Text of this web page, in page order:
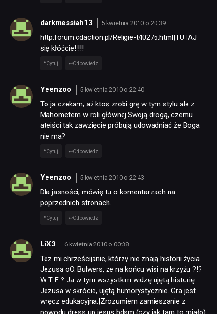
darkmessiah13 5 kwietnia 2010 o 20:39
http:forum.cdaction.pl/Religie-t40276.html|TUTAJ
się kłóćcie!!!!!
Cytuj Odpowiedz
Yeenzoo 5 kwietnia 2010 o 22:40
To ja czekam, aż ktoś zrobi grę w tym stylu ale z
Mahometem w roli głównej.Swoją drogą, czemu
ateiści tak zawzięcie próbują udowadniać że Boga
nie ma?
Cytuj Odpowiedz
Yeenzoo 5 kwietnia 2010 o 22:43
Dla jasności, mówię tu o komentarzach na
poprzednich stronach.
Cytuj Odpowiedz
LiX3 6 kwietnia 2010 o 00:38
Tez mi chrześcijanie, którzy nie znają historii życia
Jezusa oO. Bulwers, że na końcu wisi na krzyżu ?!?
W T F ? Ja w tym wszystkim widzę ujętą historię
Jezusa w skrócie, ujętą humorystycznie. Gra jest
wręcz edukacyjna.|Zrozumiem zamieszanie z
powodu dress up jesus bdsm (czy jak tam to miało).